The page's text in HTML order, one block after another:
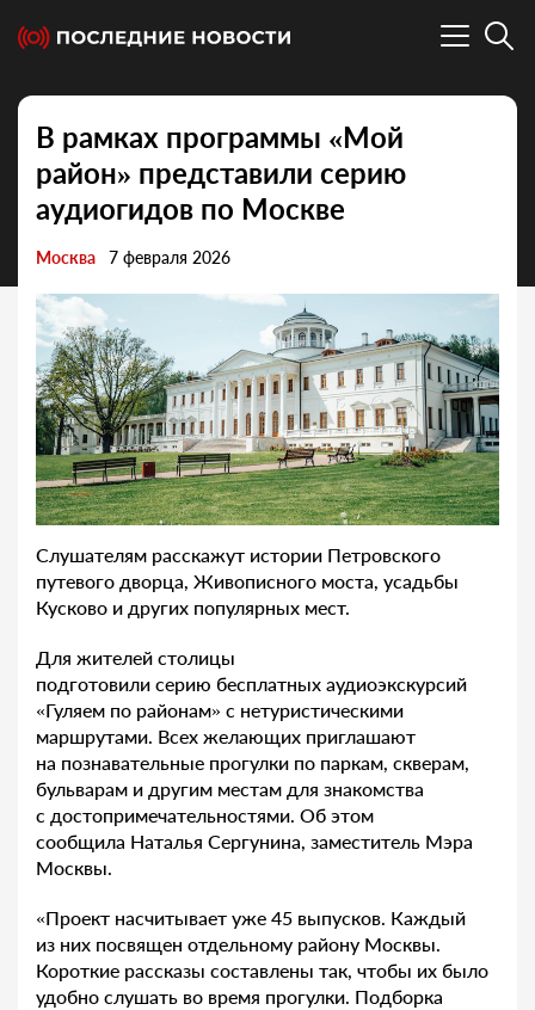
В рамках программы «Мой
район» представили серию
аудиогидов по Москве
Москва 7 февраля 2026
Слушателям расскажут истории Петровского
путевого дворца, Живописного моста, усадьбы
Кусково и других популярных мест.
Для жителей столицы
подготовили серию бесплатных аудиоэкскурсий
«Гуляем по районам» с нетуристическими
маршрутами. Всех желающих приглашают
на познавательные прогулки по паркам, скверам,
бульварам и другим местам для знакомства
с достопримечательностями. Об этом
сообщила Наталья Сергунина, заместитель Мэра
Москвы.
«Проект насчитывает уже 45 выпусков. Каждый
из них посвящен отдельному району Москвы.
Короткие рассказы составлены так, чтобы их было
удобно слушать во время прогулки. Подборка